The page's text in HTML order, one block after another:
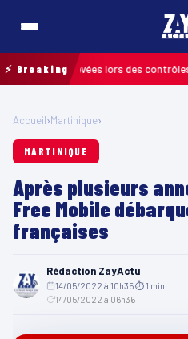
⚡ Breakingrelevées lors des contrôles des
Accueil›Martinique›
MARTINIQUE
Après plusieurs
Free Mobile
françaises
Rédaction ZayActu
14/05/2022 à 10h35⏱ 1 min
14/05/2022 à 06h36